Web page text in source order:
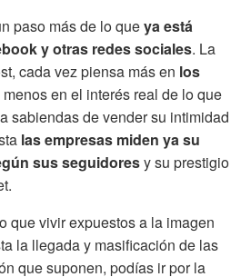
paso más de lo queya está
y otras redes sociales. La
cada vez piensa más en los
en el interés real de lo que
sabiendas de vender su intimidad
las empresas miden ya su
sus seguidoresy su prestigio
que vivir expuestos a la imagen
la llegada y masificación de las
que suponen, podías ir por la